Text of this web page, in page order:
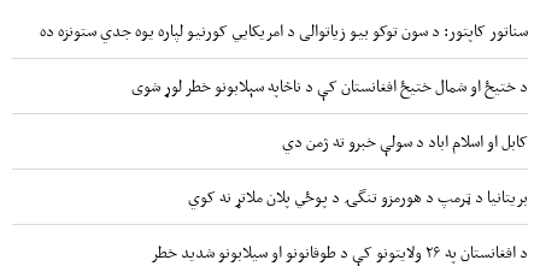
سناتور کاپتور: د سون توکو بیو زیاتوالی د امریکایي کورنیو لپاره یوه جدي ستونزه ده
د ختیځ او شمال ختیځ افغانستان کې د ناڅاپه سېلابونو خطر لوړ شوی
کابل او اسلام اباد د سولې خبرو ته ژمن دي
بریتانیا د ټرمپ د هورمزو تنگۍ د پوځي پلان ملاتړ نه کوي
د افغانستان په ۲۶ ولایتونو کې د طوفانونو او سیلابونو شدید خطر